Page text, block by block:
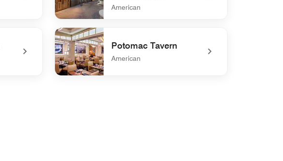
American
undefined The Commentary Social House
Potomac Tavern
American